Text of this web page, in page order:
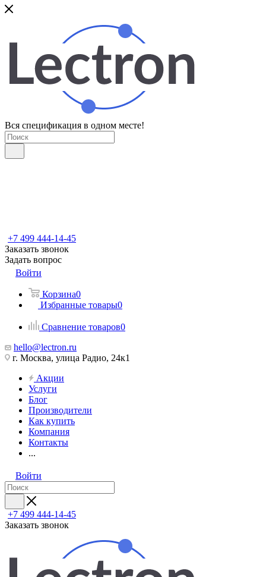
Вся спецификация в одном месте!
+7 499 444-14-45
Заказать звонок
Задать вопрос
Войти
Корзина0
Избранные товары0
Сравнение товаров0
hello@lectron.ru
г. Москва, улица Радио, 24к1
Акции
Услуги
Блог
Производители
Как купить
Компания
Контакты
...
Войти
+7 499 444-14-45
Заказать звонок